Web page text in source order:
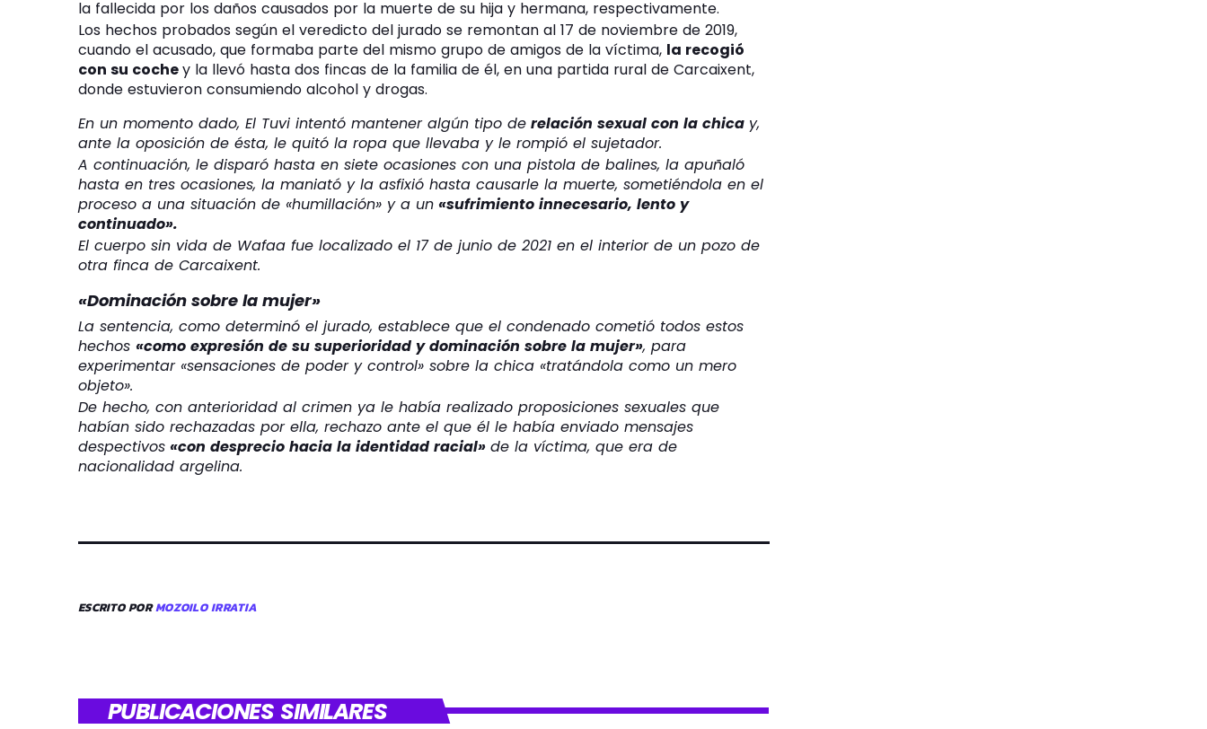
la fallecida por los daños causados por la muerte de su hija y hermana, respectivamente.
Los hechos probados según el veredicto del jurado se remontan al 17 de noviembre de 2019,
cuando el acusado, que formaba parte del mismo grupo de amigos de la víctima, la recogió
con su cochey la llevó hasta dos fincas de la familia de él, en una partida rural de Carcaixent,
donde estuvieron consumiendo alcohol y drogas.
En un momento dado, El Tuvi intentó mantener algún tipo de relación sexual con la chica y,
ante la oposición de ésta, le quitó la ropa que llevaba y le rompió el sujetador.
A continuación, le disparó hasta en siete ocasiones con una pistola de balines, la apuñaló
hasta en tres ocasiones, la maniató y la asfixió hasta causarle la muerte, sometiéndola en el
proceso a una situación de «humillación» y a un «sufrimiento innecesario, lento y
continuado».
El cuerpo sin vida de Wafaa fue localizado el 17 de junio de 2021 en el interior de un pozo de
otra finca de Carcaixent.
«Dominación sobre la mujer»
La sentencia, como determinó el jurado, establece que el condenado cometió todos estos
hechos «como expresión de su superioridad y dominación sobre la mujer», para
experimentar «sensaciones de poder y control» sobre la chica «tratándola como un mero
objeto».
De hecho, con anterioridad al crimen ya le había realizado proposiciones sexuales que
habían sido rechazadas por ella, rechazo ante el que él le había enviado mensajes
despectivos «con desprecio hacia la identidad racial» de la víctima, que era de
nacionalidad argelina.
ESCRITO PORMOZOILO IRRATIA
PUBLICACIONES SIMILARES